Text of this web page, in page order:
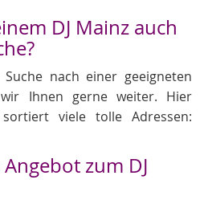
DJ Mainz auch
nach einer geeigneten
Ihnen gerne weiter. Hier
viele tolle Adressen:
zum DJ